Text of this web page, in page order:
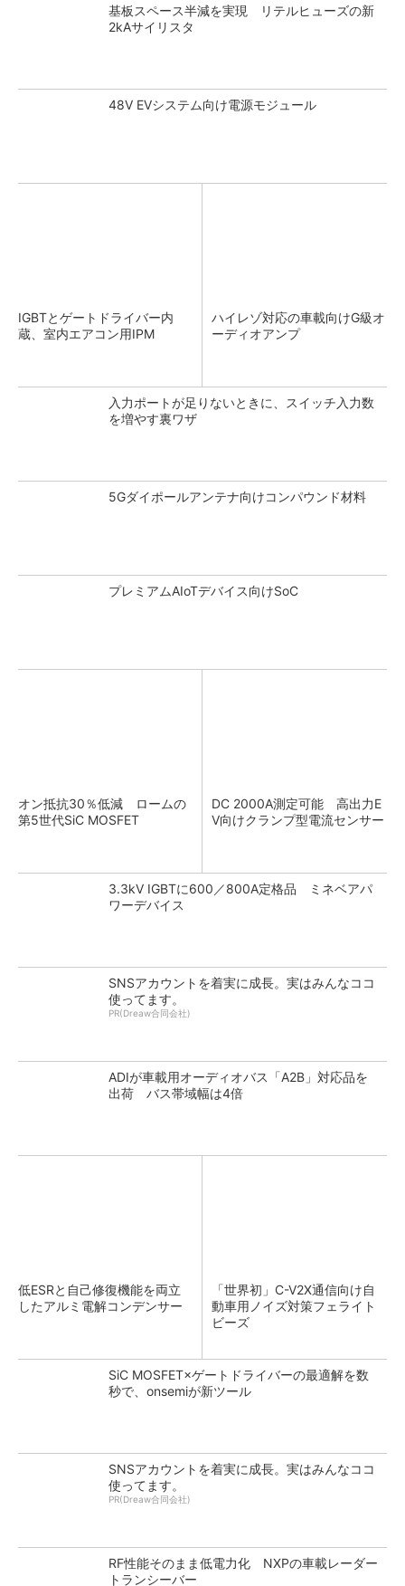
基板スペース半減を実現 リテルヒューズの新
2kAサイリスタ
48V EVシステム向け電源モジュール
IGBTとゲートドライバー内
蔵、室内エアコン用IPM
ハイレゾ対応の車載向けG級オ
ーディオアンプ
入力ポートが足りないときに、スイッチ入力数
を増やす裏ワザ
5Gダイポールアンテナ向けコンパウンド材料
プレミアムAIoTデバイス向けSoC
オン抵抗30％低減 ロームの
第5世代SiC MOSFET
DC 2000A測定可能 高出力E
V向けクランプ型電流センサー
3.3kV IGBTに600／800A定格品 ミネベアパ
ワーデバイス
SNSアカウントを着実に成長。実はみんなココ
使ってます。
PR(Dreaw合同会社)
ADIが車載用オーディオバス「A2B」対応品を
出荷 バス帯域幅は4倍
低ESRと自己修復機能を両立
したアルミ電解コンデンサー
「世界初」C-V2X通信向け自
動車用ノイズ対策フェライト
ビーズ
SiC MOSFET×ゲートドライバーの最適解を数
秒で、onsemiが新ツール
SNSアカウントを着実に成長。実はみんなココ
使ってます。
PR(Dreaw合同会社)
RF性能そのまま低電力化 NXPの車載レーダー
トランシーバー